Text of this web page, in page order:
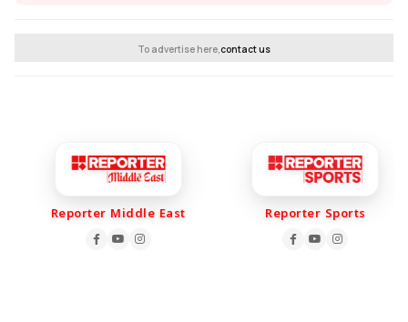
To advertise here,contact us
Reporter Middle East Reporter Sports